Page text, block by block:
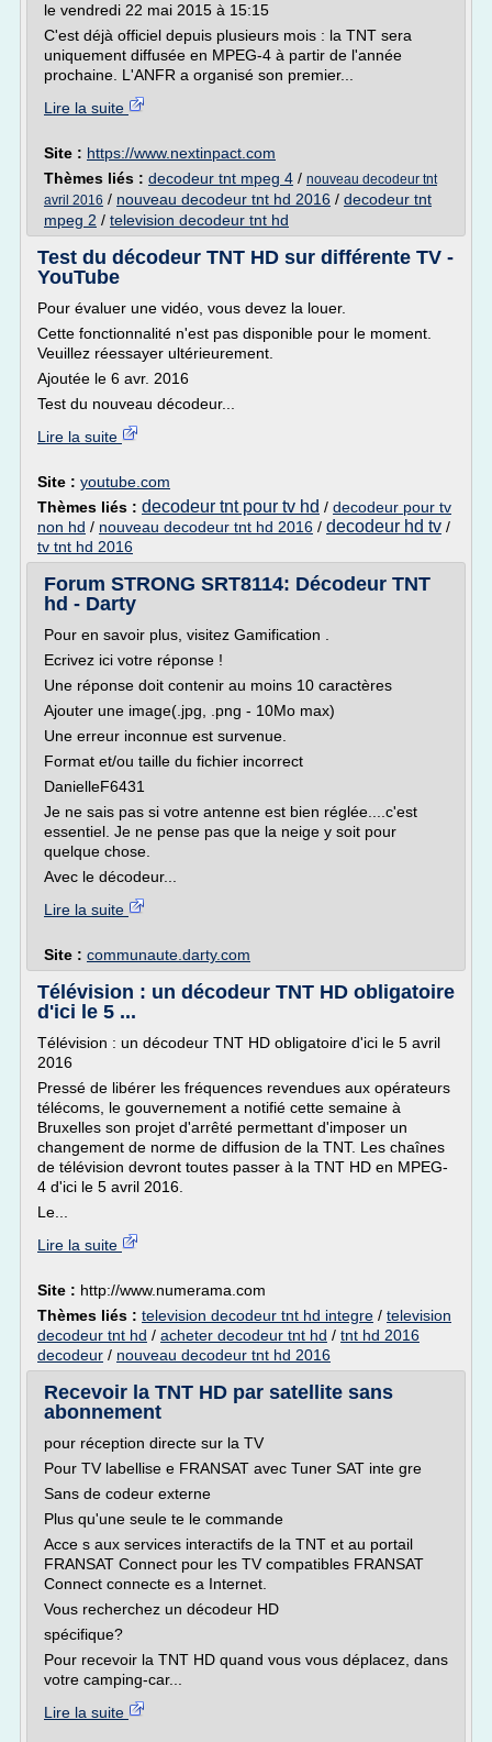
le vendredi 22 mai 2015 à 15:15
C'est déjà officiel depuis plusieurs mois : la TNT sera
uniquement diffusée en MPEG-4 à partir de l'année
prochaine. L'ANFR a organisé son premier...
Lire la suite
Site : https://www.nextinpact.com
Thèmes liés : decodeur tnt mpeg 4 / nouveau decodeur tnt
avril 2016 / nouveau decodeur tnt hd 2016 / decodeur tnt
mpeg 2 / television decodeur tnt hd
Test du décodeur TNT HD sur différente TV -
YouTube
Pour évaluer une vidéo, vous devez la louer.
Cette fonctionnalité n'est pas disponible pour le moment.
Veuillez réessayer ultérieurement.
Ajoutée le 6 avr. 2016
Test du nouveau décodeur...
Lire la suite
Site : youtube.com
Thèmes liés : decodeur tnt pour tv hd / decodeur pour tv
non hd / nouveau decodeur tnt hd 2016 / decodeur hd tv /
tv tnt hd 2016
Forum STRONG SRT8114: Décodeur TNT
hd - Darty
Pour en savoir plus, visitez Gamification .
Ecrivez ici votre réponse !
Une réponse doit contenir au moins 10 caractères
Ajouter une image(.jpg, .png - 10Mo max)
Une erreur inconnue est survenue.
Format et/ou taille du fichier incorrect
DanielleF6431
Je ne sais pas si votre antenne est bien réglée....c'est
essentiel. Je ne pense pas que la neige y soit pour
quelque chose.
Avec le décodeur...
Lire la suite
Site : communaute.darty.com
Télévision : un décodeur TNT HD obligatoire
d'ici le 5 ...
Télévision : un décodeur TNT HD obligatoire d'ici le 5 avril
2016
Pressé de libérer les fréquences revendues aux opérateurs
télécoms, le gouvernement a notifié cette semaine à
Bruxelles son projet d'arrêté permettant d'imposer un
changement de norme de diffusion de la TNT. Les chaînes
de télévision devront toutes passer à la TNT HD en MPEG-
4 d'ici le 5 avril 2016.
Le...
Lire la suite
Site : http://www.numerama.com
Thèmes liés : television decodeur tnt hd integre / television
decodeur tnt hd / acheter decodeur tnt hd / tnt hd 2016
decodeur / nouveau decodeur tnt hd 2016
Recevoir la TNT HD par satellite sans
abonnement
pour réception directe sur la TV
Pour TV labellise e FRANSAT avec Tuner SAT inte gre
Sans de codeur externe
Plus qu'une seule te le commande
Acce s aux services interactifs de la TNT et au portail
FRANSAT Connect pour les TV compatibles FRANSAT
Connect connecte es a Internet.
Vous recherchez un décodeur HD
spécifique?
Pour recevoir la TNT HD quand vous vous déplacez, dans
votre camping-car...
Lire la suite